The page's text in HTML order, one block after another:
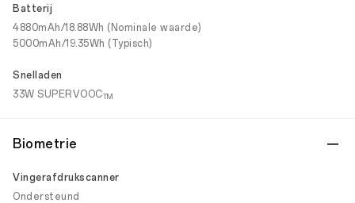
Batterij
4880mAh/18.88Wh (Nominale waarde)
5000mAh/19.35Wh (Typisch)
Snelladen
33W SUPERVOOCTM
Biometrie
Vingerafdrukscanner
Ondersteund